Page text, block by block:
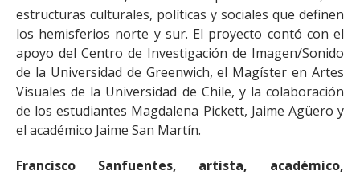
estructuras culturales, políticas y sociales que definen
los hemisferios norte y sur. El proyecto contó con el
apoyo del Centro de Investigación de Imagen/Sonido
de la Universidad de Greenwich, el Magíster en Artes
Visuales de la Universidad de Chile, y la colaboración
de los estudiantes Magdalena Pickett, Jaime Agüero y
el académico Jaime San Martín.
Francisco Sanfuentes, artista, académico,